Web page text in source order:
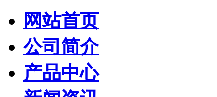
网站首页
公司简介
产品中心